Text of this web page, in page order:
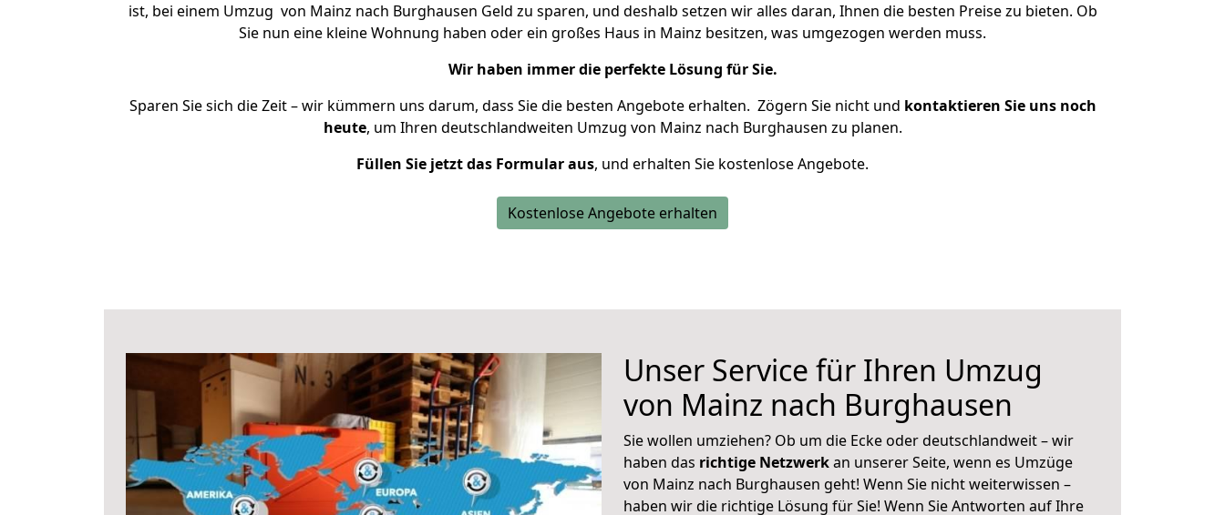
ist, bei einem Umzug von Mainz nach Burghausen Geld zu sparen, und deshalb setzen wir alles daran, Ihnen die besten Preise zu bieten. Ob
Sie nun eine kleine Wohnung haben oder ein großes Haus in Mainz besitzen, was umgezogen werden muss.
Wir haben immer die perfekte Lösung für Sie.
Sparen Sie sich die Zeit – wir kümmern uns darum, dass Sie die besten Angebote erhalten. Zögern Sie nicht und kontaktieren Sie uns noch
heute, um Ihren deutschlandweiten Umzug von Mainz nach Burghausen zu planen.
Füllen Sie jetzt das Formular aus, und erhalten Sie kostenlose Angebote.
Kostenlose Angebote erhalten
Unser Service für Ihren Umzug
von Mainz nach Burghausen
Sie wollen umziehen? Ob um die Ecke oder deutschlandweit – wir
haben das richtige Netzwerkan unserer Seite, wenn es Umzüge
von Mainz nach Burghausen geht! Wenn Sie nicht weiterwissen –
haben wir die richtige Lösung für Sie! Wenn Sie Antworten auf Ihre